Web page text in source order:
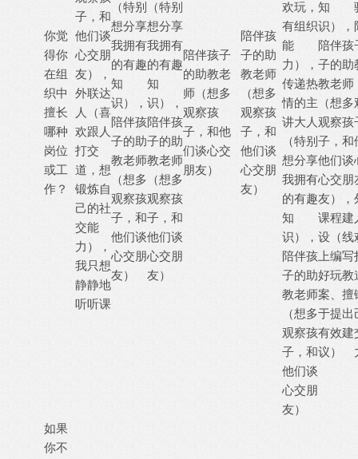
你觉
得你
在组
织中
擅长
哪种
岗位
或工
作？
子，和
他们谈
心交朋
友），
外联达
人（喜
欢跟人
打交
道，想
锻炼自
己的社
交能
力），
我只想
静静地
听听课
（特别
想分享
我拥有
的有趣
知
识），
陪伴孩
子的助
教老师
（想多
观察孩
子，和
他们谈
心交朋
友）
（特别
想分享
我拥有
的有趣
知
识），
陪伴孩
子的助
教老师
（想多
观察孩
子，和
他们谈
心交朋
友）
陪伴孩子
的助教老
师（想多
观察孩
子，和他
们谈心交
朋友）
陪伴孩
子的助
教老师
（想多
观察孩
子，和
他们谈
心交朋
友）
欢玩，
有组织
能
力），
传递热
情的主
讲大人
（特别
想分享
我拥有
的有趣
知
识），
陪伴孩
子的助
教老师
（想多
观察孩
子，和
他们谈
心交朋
友）
知
识），
陪伴孩
子的助
教老师
（想多
观察孩
子，和
他们谈
心交朋
友），
课程建
设（线
上编写
好玩教
案、擅
于提出
有效建
议）
如果
你不